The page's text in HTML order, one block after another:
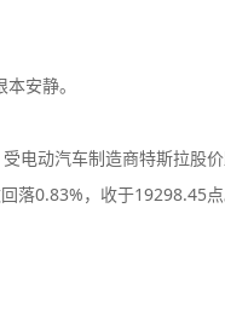
安静。
电动汽车制造商特斯拉股
落0.83%，收于19298.45